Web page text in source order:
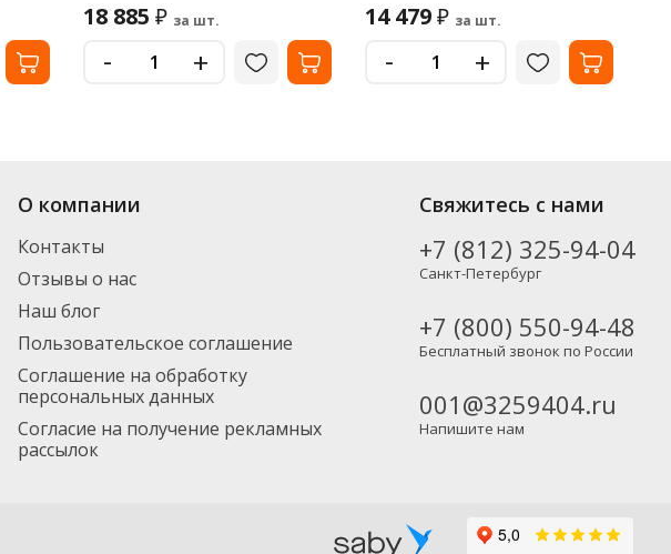
18 885 ₽ за шт.
- +
14 479₽ за шт.
- +
О компании
Контакты
Отзывы о нас
Наш блог
Пользовательское соглашение
Соглашение на обработку
персональных данных
Согласие на получение рекламных
рассылок
Свяжитесь с нами
+7 (812) 325-94-04
Санкт-Петербург
+7 (800) 550-94-48
Бесплатный звонок по России
001@3259404.ru
Напишите нам